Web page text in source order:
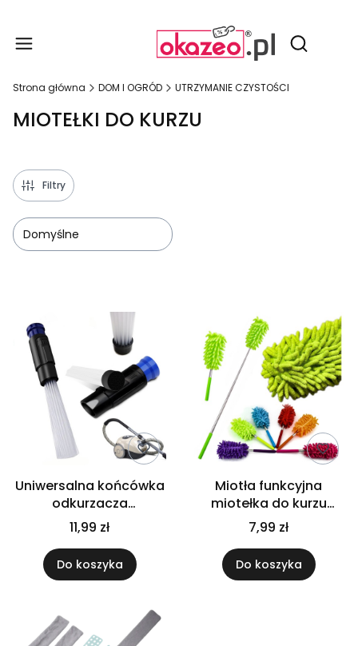
Otwórz
Strona główna DOM I OGRÓD UTRZYMANIE CZYSTOŚCI
MIOTEŁKI DO KURZU
Filtry
Domyślne
Uniwersalna końcówka
odkurzacza
szczelinowa Dust
Daddy wielofunkcyjna
11,99 zł
Do koszyka
Miotła funkcyjna
miotełka do kurzu
kurzawka teleskopowa
szczotka mikrofibra
7,99 zł
Do koszyka